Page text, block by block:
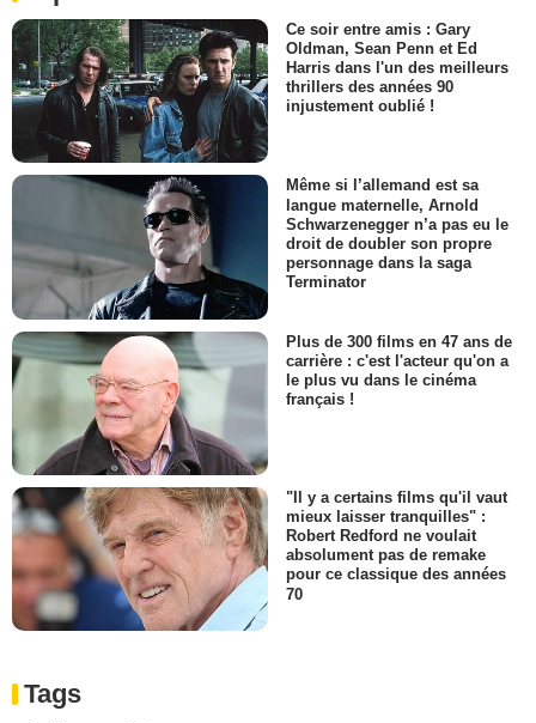
Ce soir entre amis : Gary
Oldman, Sean Penn et Ed
Harris dans l'un des meilleurs
thrillers des années 90
injustement oublié !
Même si l’allemand est sa
langue maternelle, Arnold
Schwarzenegger n’a pas eu le
droit de doubler son propre
personnage dans la saga
Terminator
Plus de 300 films en 47 ans de
carrière : c'est l'acteur qu'on a
le plus vu dans le cinéma
français !
"Il y a certains films qu'il vaut
mieux laisser tranquilles" :
Robert Redford ne voulait
absolument pas de remake
pour ce classique des années
70
Tags